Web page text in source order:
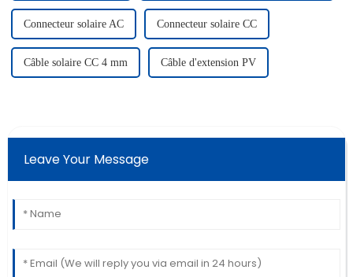
Connecteur solaire AC Connecteur solaire CC
Câble solaire CC 4 mm Câble d'extension PV
Leave Your Message